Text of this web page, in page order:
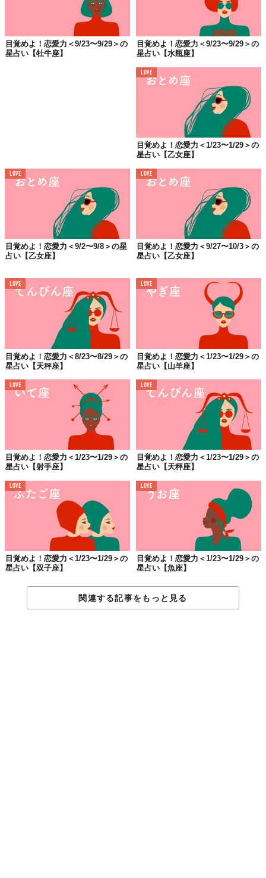
目覚めよ！恋愛力＜9/23〜9/29＞の
星占い【牡牛座】
目覚めよ！恋愛力＜9/23〜9/29＞の
星占い【水瓶座】
LOVE
目覚めよ！恋愛力＜1/23〜1/29＞の
星占い【乙女座】
LOVE
目覚めよ！恋愛力＜9/2〜9/8＞の星
占い【乙女座】
LOVE
目覚めよ！恋愛力＜9/27〜10/3＞の
星占い【乙女座】
LOVE
目覚めよ！恋愛力＜8/23〜8/29＞の
星占い【天秤座】
LOVE
目覚めよ！恋愛力＜1/23〜1/29＞の
星占い【山羊座】
LOVE
目覚めよ！恋愛力＜1/23〜1/29＞の
星占い【射手座】
LOVE
目覚めよ！恋愛力＜1/23〜1/29＞の
星占い【天秤座】
LOVE
目覚めよ！恋愛力＜1/23〜1/29＞の
星占い【双子座】
LOVE
目覚めよ！恋愛力＜1/23〜1/29＞の
星占い【魚座】
関連する記事をもっと見る